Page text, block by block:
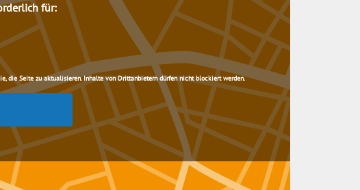
für:
die Seite zu aktualisieren. Inhalte von Drittanbietern dürfen nicht blockiert werden.